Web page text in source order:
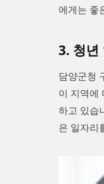
에게는 좋
3. 청년
담양군청
이 지역에
하고 있습
은 일자리